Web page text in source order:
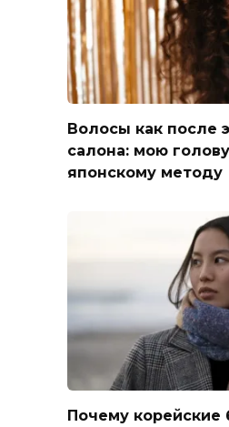
Волосы как после
салона: мою
японскому методу
Почему корейские